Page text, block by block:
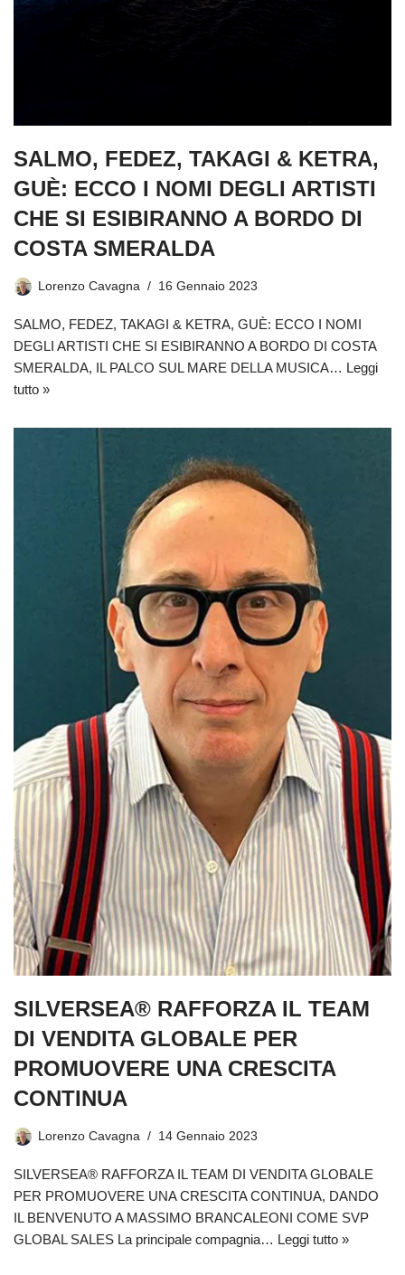
SALMO, FEDEZ, TAKAGI & KETRA,
GUÈ: ECCO I NOMI DEGLI ARTISTI
CHE SI ESIBIRANNO A BORDO DI
COSTA SMERALDA
Lorenzo Cavagna 16 Gennaio 2023
SALMO, FEDEZ, TAKAGI & KETRA, GUÈ: ECCO I NOMI
DEGLI ARTISTI CHE SI ESIBIRANNO A BORDO DI COSTA
SMERALDA, IL PALCO SUL MARE DELLA MUSICA… Leggi
tutto »
SILVERSEA® RAFFORZA IL TEAM
DI VENDITA GLOBALE PER
PROMUOVERE UNA CRESCITA
CONTINUA
Lorenzo Cavagna 14 Gennaio 2023
SILVERSEA® RAFFORZA IL TEAM DI VENDITA GLOBALE
PER PROMUOVERE UNA CRESCITA CONTINUA, DANDO
IL BENVENUTO A MASSIMO BRANCALEONI COME SVP
GLOBAL SALES La principale compagnia… Leggi tutto »